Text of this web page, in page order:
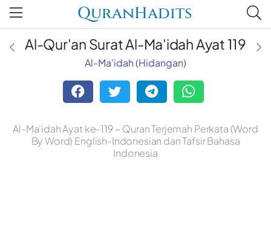
QuranHadits
Al-Qur'an Surat Al-Ma'idah Ayat 119
Al-Ma'idah (Hidangan)
Al-Ma'idah Ayat ke-119 ~ Quran Terjemah Perkata (Word
By Word) English-Indonesian dan Tafsir Bahasa
Indonesia